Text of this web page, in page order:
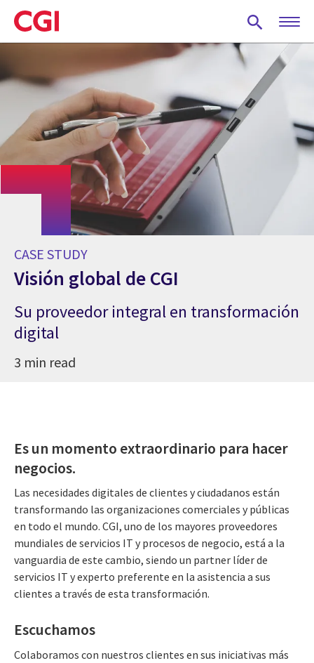
Skip
to
main
CASE STUDY
Visión global de CGI
Su proveedor integral en transformación
digital
3 min read
Es un momento extraordinario para hacer
negocios.
Las necesidades digitales de clientes y ciudadanos están
transformando las organizaciones comerciales y públicas
en todo el mundo. CGI, uno de los mayores proveedores
mundiales de servicios IT y procesos de negocio, está a la
vanguardia de este cambio, siendo un partner líder de
servicios IT y experto preferente en la asistencia a sus
clientes a través de esta transformación.
Escuchamos
Colaboramos con nuestros clientes en sus iniciativas más